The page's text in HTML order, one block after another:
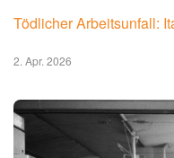
Tödlicher Arbeitsunfall:
2. Apr. 2026